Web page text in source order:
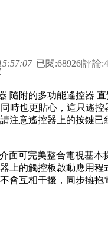
|已閱:68926|評論:4
時也更貼心，這只遙
注意遙控器上的按鍵
面可完美整合電視基
上的觸控板啟動應用
會互相干擾，同步擁抱